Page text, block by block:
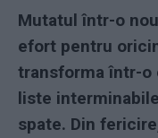
Mutatul într-o
efort pentru
transforma într-o
liste
spate. Din